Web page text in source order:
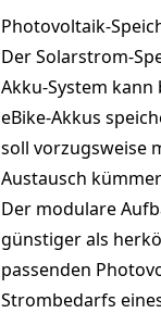
Photovoltaik-
Der Solarstrom-
Akku-System
eBike-Akkus
soll vorzugsweise
Austausch
Der modulare
günstiger als
passenden
Strombedarfs